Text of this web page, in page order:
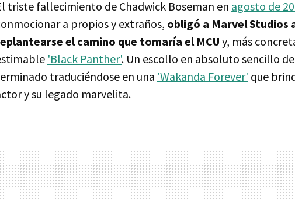
triste fallecimiento de Chadwick Boseman en agosto de
a propios y extraños, obligó a Marvel Studios
el camino que tomaría el MCU y, más
'Black Panther'. Un escollo en absoluto sencillo
traduciéndose en una 'Wakanda Forever' que
y su legado marvelita.